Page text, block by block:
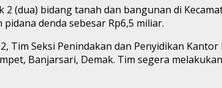
(dua) bidang tanah dan bangunan di
denda sebesar Rp6,5 miliar.
Seksi Penindakan dan Penyidikan
Banjarsari, Demak. Tim segera